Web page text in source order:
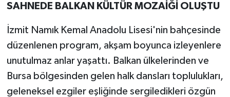
SAHNEDE BALKAN KÜLTÜR MOZAİĞİ OLUŞTU
İzmit Namık Kemal Anadolu Lisesi'nin bahçesinde
düzenlenen program, akşam boyunca izleyenlere
unutulmaz anlar yaşattı. Balkan ülkelerinden ve
Bursa bölgesinden gelen halk dansları toplulukları,
geleneksel ezgiler eşliğinde sergiledikleri özgün